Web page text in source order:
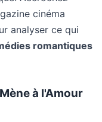
cinéma
analyser ce qui
romantiques
à l'Amour